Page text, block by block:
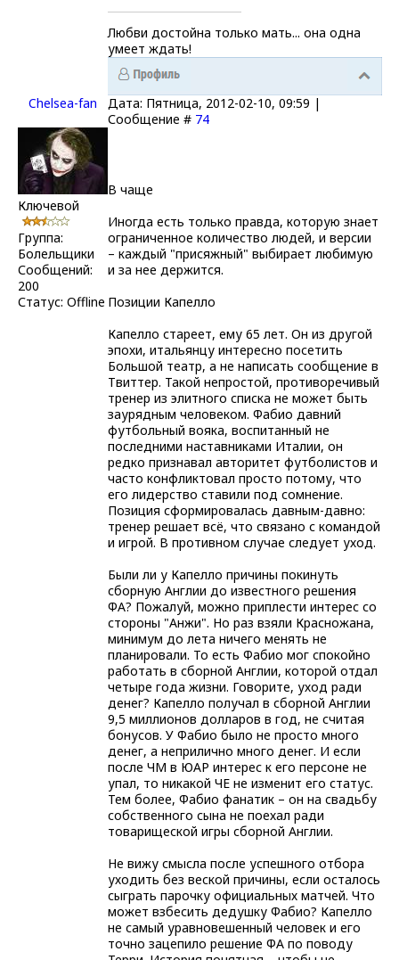
Любви достойна только мать... она одна
умеет ждать!
Chelsea-fаn
Дата: Пятница, 2012-02-10, 09:59 |
Сообщение # 74
Ключевой
Группа:
Болельщики
Сообщений:
200
Статус: Offline
В чаще
Иногда есть только правда, которую знает
ограниченное количество людей, и версии
– каждый "присяжный" выбирает любимую
и за нее держится.
Позиции Капелло
Капелло стареет, ему 65 лет. Он из другой
эпохи, итальянцу интересно посетить
Большой театр, а не написать сообщение в
Твиттер. Такой непростой, противоречивый
тренер из элитного списка не может быть
заурядным человеком. Фабио давний
футбольный вояка, воспитанный не
последними наставниками Италии, он
редко признавал авторитет футболистов и
часто конфликтовал просто потому, что
его лидерство ставили под сомнение.
Позиция сформировалась давным-давно:
тренер решает всё, что связано с командой
и игрой. В противном случае следует уход.
Были ли у Капелло причины покинуть
сборную Англии до известного решения
ФА? Пожалуй, можно приплести интерес со
стороны "Анжи". Но раз взяли Красножана,
минимум до лета ничего менять не
планировали. То есть Фабио мог спокойно
работать в сборной Англии, которой отдал
четыре года жизни. Говорите, уход ради
денег? Капелло получал в сборной Англии
9,5 миллионов долларов в год, не считая
бонусов. У Фабио было не просто много
денег, а неприлично много денег. И если
после ЧМ в ЮАР интерес к его персоне не
упал, то никакой ЧЕ не изменит его статус.
Тем более, Фабио фанатик – он на свадьбу
собственного сына не поехал ради
товарищеской игры сборной Англии.
Не вижу смысла после успешного отбора
уходить без веской причины, если осталось
сыграть парочку официальных матчей. Что
может взбесить дедушку Фабио? Капелло
не самый уравновешенный человек и его
точно зацепило решение ФА по поводу